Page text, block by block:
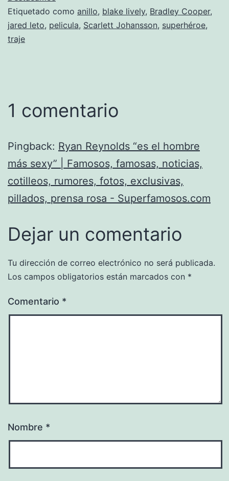
Etiquetado como anillo, blake lively, Bradley Cooper,
jared leto, pelicula, Scarlett Johansson, superhéroe,
traje
1 comentario
Pingback: Ryan Reynolds “es el hombre
más sexy” | Famosos, famosas, noticias,
cotilleos, rumores, fotos, exclusivas,
pillados, prensa rosa - Superfamosos.com
Dejar un comentario
Tu dirección de correo electrónico no será publicada.
Los campos obligatorios están marcados con *
Comentario *
Nombre *